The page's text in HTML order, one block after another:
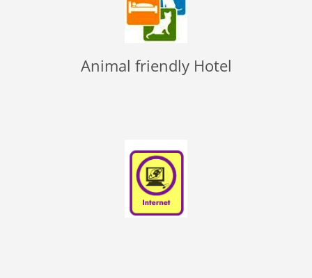
Animal friendly Hotel